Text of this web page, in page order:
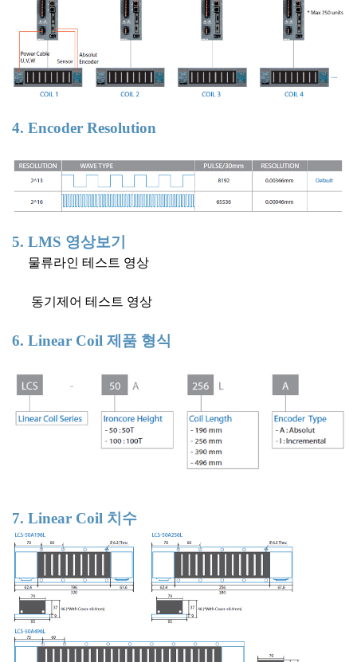
4. Encoder Resolution
5. LMS 영상보기
물류라인 테스트 영상
동기제어 테스트 영상
6. Linear Coil 제품 형식
7. Linear Coil 치수